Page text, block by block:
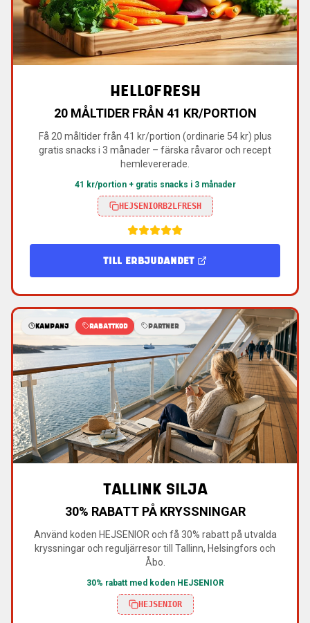
HELLOFRESH
20 MÅLTIDER FRÅN 41 KR/PORTION
Få 20 måltider från 41 kr/portion (ordinarie 54 kr) plus
gratis snacks i 3 månader – färska råvaror och recept
hemlevererade.
41 kr/portion + gratis snacks i 3 månader
HEJSENIORB2LFRESH
TILL ERBJUDANDET
KAMPANJ RABATTKOD PARTNER
TALLINK SILJA
30% RABATT PÅ KRYSSNINGAR
Använd koden HEJSENIOR och få 30% rabatt på utvalda
kryssningar och reguljärresor till Tallinn, Helsingfors och
Åbo.
30% rabatt med koden HEJSENIOR
HEJSENIOR